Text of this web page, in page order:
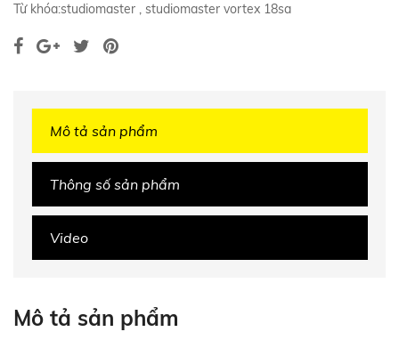
Từ khóa:studiomaster , studiomaster vortex 18sa
Mô tả sản phẩm
Thông số sản phẩm
Video
Mô tả sản phẩm